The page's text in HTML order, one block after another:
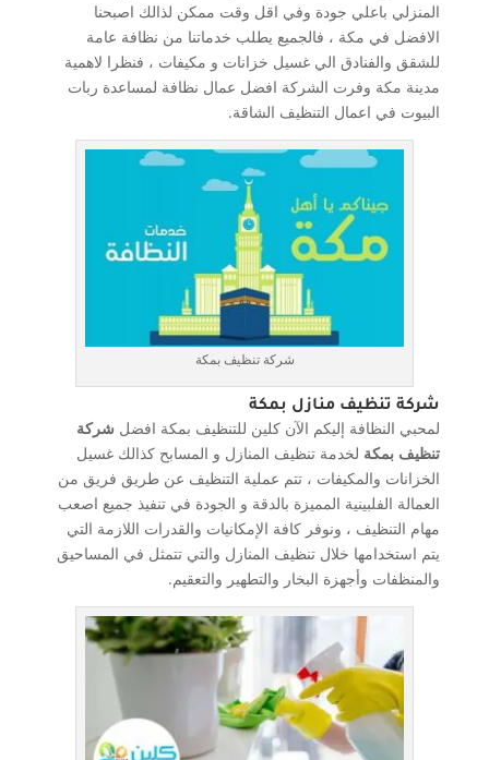
المنزلي باعلي جودة وفي اقل وقت ممكن لذالك اصبحنا
الافضل في مكة ، فالجميع يطلب خدماتنا من نظافة عامة
للشقق والفنادق الي غسيل خزانات و مكيفات ، فنظرا لاهمية
مدينة مكة وفرت الشركة افضل عمال نظافة لمساعدة ربات
البيوت في اعمال التنظيف الشاقة.
شركة تنظيف بمكة
شركة تنظيف منازل بمكة
لمحبي النظافة إليكم الآن كلين للتنظيف بمكة افضل شركة
تنظيف بمكة لخدمة تنظيف المنازل و المسابح كذالك غسيل
الخزانات والمكيفات ، تتم عملية التنظيف عن طريق فريق من
العمالة الفلبينية المميزة بالدقة و الجودة في تنفيذ جميع اصعب
مهام التنظيف ، ونوفر كافة الإمكانيات والقدرات اللازمة التي
يتم استخدامها خلال تنظيف المنازل والتي تتمثل في المساحيق
والمنظفات وأجهزة البخار والتطهير والتعقيم.